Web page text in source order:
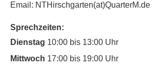
Email: NTHirschgarten(at)QuarterM.de
Sprechzeiten:
Dienstag 10:00 bis 13:00 Uhr
Mittwoch 17:00 bis 19:00 Uhr